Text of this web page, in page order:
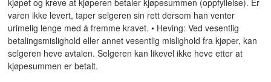
varen ikke levert, taper selgeren sin rett dersom han venter
urimelig lenge med å fremme kravet. • Heving: Ved vesentlig
betalingsmislighold eller annet vesentlig mislighold fra kjøper, kan
selgeren heve avtalen. Selgeren kan likevel ikke heve etter at
kjøpesummen er betalt.